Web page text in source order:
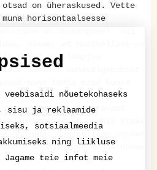
otsad on üheraskused. Vette
horisontaalsesse
ümber on klompjas
õhemast munavalgekihist.
tõuseb nädal aega
vette asetamisel teravast
on tömbis otsas
katkilöödud munas näeme
kuid valge on
veebisaidi nõuetekohaseks
sisu ja reklaamide
sotsiaalmeedia
ning liikluse
Jagame teie infot meie